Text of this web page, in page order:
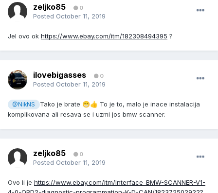
zeljko85 0
Posted October 11, 2019
Jel ovo ok https://www.ebay.com/itm/182308494395 ?
ilovebigasses 0
Posted October 11, 2019
@NikNS Tako je brate 😁👍 To je to, malo je inace instalacija
komplikovana ali resava se i uzmi jos bmw scanner.
zeljko85 0
Posted October 11, 2019
Ovo li je https://www.ebay.com/itm/Interface-BMW-SCANNER-V1-